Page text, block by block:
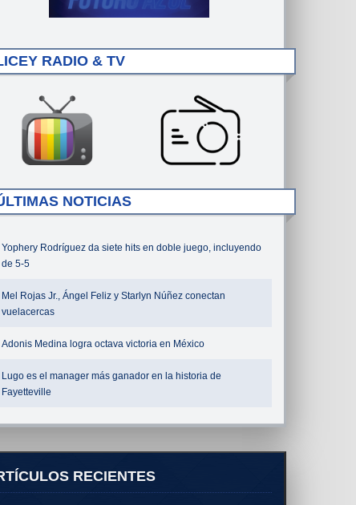
RADIO & TV
NOTICIAS
Yophery Rodríguez da siete hits en doble juego, incluyendo
de 5-5
Mel Rojas Jr., Ángel Feliz y Starlyn Núñez conectan
vuelacercas
Adonis Medina logra octava victoria en México
Lugo es el manager más ganador en la historia de
Fayetteville
RECIENTES